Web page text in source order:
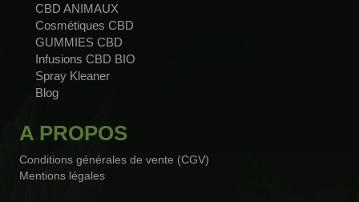
CBD ANIMAUX
Cosmétiques CBD
GUMMIES CBD
Infusions CBD BIO
Spray Kleaner
Blog
A PROPOS
Conditions générales de vente (CGV)
Mentions légales